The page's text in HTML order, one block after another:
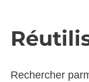
Rechercher